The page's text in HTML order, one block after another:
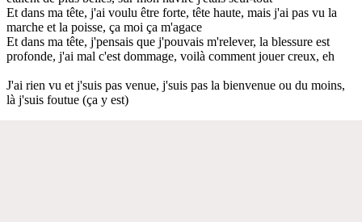
Et dans ma tête, j'ai voulu être forte, tête haute, mais j'ai pas vu la
marche et la poisse, ça moi ça m'agace
Et dans ma tête, j'pensais que j'pouvais m'relever, la blessure est
profonde, j'ai mal c'est dommage, voilà comment jouer creux, eh
J'ai rien vu et j'suis pas venue, j'suis pas la bienvenue ou du moins,
là j'suis foutue (ça y est)